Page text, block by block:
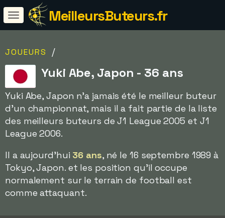
MeilleursButeurs.fr
JOUEURS /
Yuki Abe, Japon - 36 ans
Yuki Abe, Japon n'a jamais été le meilleur buteur
d'un championnat, mais il a fait partie de la liste
des meilleurs buteurs de J1 League 2005 et J1
League 2006.
Il a aujourd'hui 36 ans, né le 16 septembre 1989 à
Tokyo, Japon. et les position qu'il occupe
normalement sur le terrain de football est
comme attaquant.